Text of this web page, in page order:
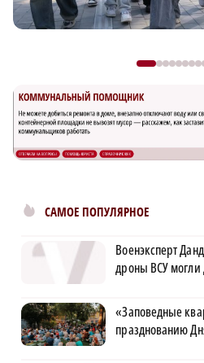
САМОЕ ПОПУЛЯРНОЕ
Военэксперт
дроны ВСУ могли
«Заповедные
празднованию